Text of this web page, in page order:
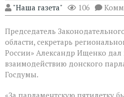
"Наша газета" 106
Председатель
области, секретарь
России» Александр Ищенко
взаимодействию донского
Госдумы.